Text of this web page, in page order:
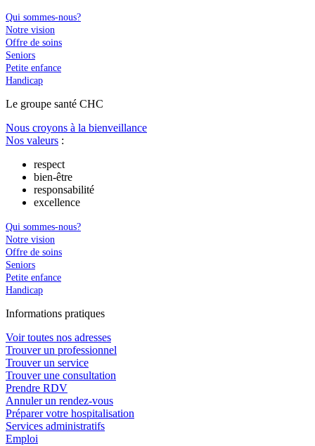
Qui sommes-nous?
Notre vision
Offre de soins
Seniors
Petite enfance
Handicap
Le groupe santé CHC
Nous croyons à la bienveillance
Nos valeurs :
respect
bien-être
responsabilité
excellence
Qui sommes-nous?
Notre vision
Offre de soins
Seniors
Petite enfance
Handicap
Informations pratiques
Voir toutes nos adresses
Trouver un professionnel
Trouver un service
Trouver une consultation
Prendre RDV
Annuler un rendez-vous
Préparer votre hospitalisation
Services administratifs
Emploi​